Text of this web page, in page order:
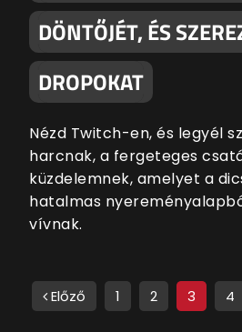
DÖNTŐJÉT, ÉS
DROPOKAT
Nézd Twitch-en, és legyél
harcnak, a fergeteges
küzdelemnek, amelyet a
hatalmas
vívnak.
Előző 1 2 3 4